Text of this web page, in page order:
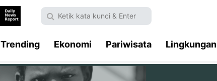
Trending Ekonomi Pariwisata Lingkungan